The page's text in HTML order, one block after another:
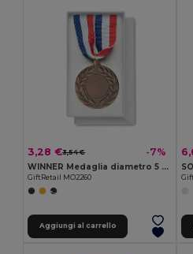
3,28 €3,54 € -7%
WINNER Medaglia diametro 5 cm
GiftRetail MO2260
Aggiungi al carrello